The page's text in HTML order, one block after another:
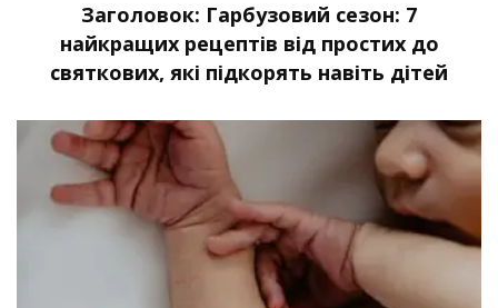
Заголовок: Гарбузовий сезон: 7
найкращих рецептів від простих до
святкових, які підкорять навіть дітей